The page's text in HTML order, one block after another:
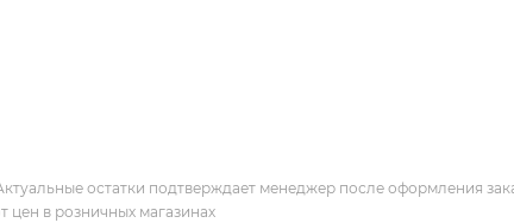
остатки подтверждает менеджер после оформления
цен в розничных магазинах